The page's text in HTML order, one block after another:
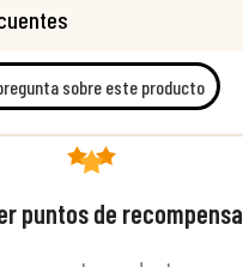
sobre este producto
puntos de recompensa